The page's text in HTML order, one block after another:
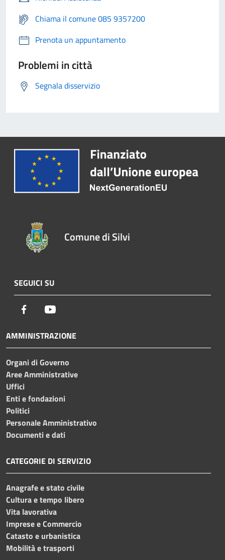
Chiama il comune 085 9357200
Prenota un appuntamento
Problemi in città
Segnala disservizio
Comune di Silvi
SEGUICI SU
Facebook
AMMINISTRAZIONE
Organi di Governo
Aree Amministrative
Uffici
Enti e fondazioni
Politici
Personale Amministrativo
Documenti e dati
CATEGORIE DI SERVIZIO
Anagrafe e stato civile
Cultura e tempo libero
Vita lavorativa
Imprese e Commercio
Catasto e urbanistica
Mobilità e trasporti